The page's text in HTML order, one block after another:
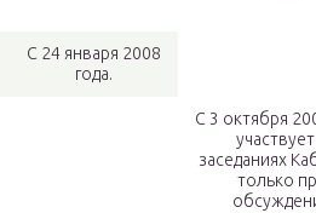
С 24 января 2008
года.
С 3 октября
заседаниях
только